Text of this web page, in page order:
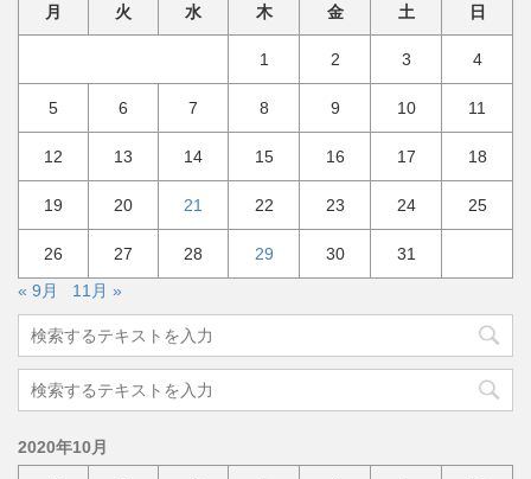
月 火 水 木 金 土 日
1 2 3 4
5 6 7 8 9 10 11
12 13 14 15 16 17 18
19 20 21 22 23 24 25
26 27 28 29 30
31
« 9月
11月 »
2020年10月